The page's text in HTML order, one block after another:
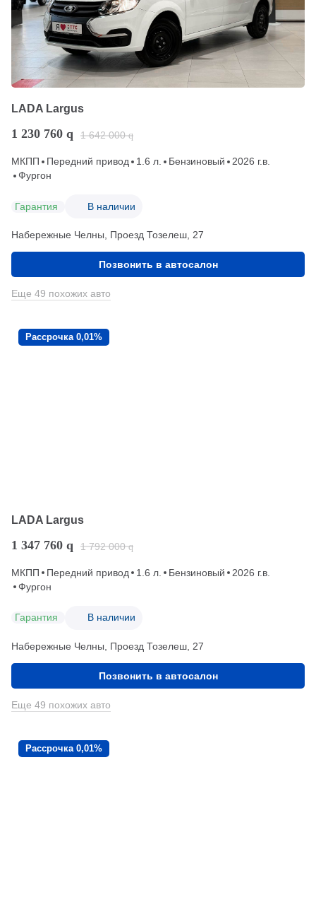
LADA Largus
1 230 760 q 1 642 000 q
МКПП Передний привод 1.6 л. Бензиновый
2026 г.в.
Фургон
Гарантия В наличии
Набережные Челны, Проезд ​Тозелеш, 27
Позвонить в автосалон
Еще 49 похожих авто
Рассрочка 0,01%
LADA Largus
1 347 760 q 1 792 000 q
МКПП Передний привод 1.6 л. Бензиновый
2026 г.в.
Фургон
Гарантия В наличии
Набережные Челны, Проезд ​Тозелеш, 27
Позвонить в автосалон
Еще 49 похожих авто
Рассрочка 0,01%